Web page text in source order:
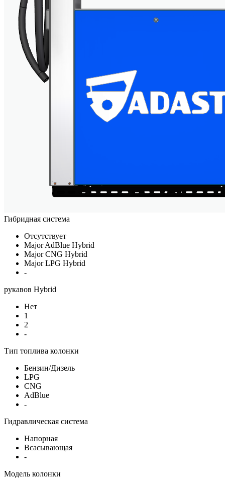
Гибридная система
Отсутствует
Major AdBlue Hybrid
Major CNG Hybrid
Major LPG Hybrid
-
рукавов Hybrid
Нет
1
2
-
Тип топлива колонки
Бензин/Дизель
LPG
CNG
AdBlue
-
Гидравлическая система
Напорная
Всасывающая
-
Модель колонки